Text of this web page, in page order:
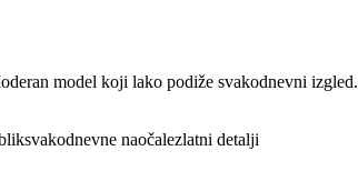
model koji lako podiže svakodnevni izgled.
svakodnevne naočalezlatni detalji